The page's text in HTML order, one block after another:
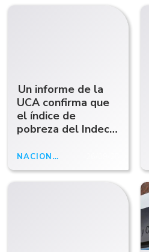
Un informe de la
UCA confirma que
el índice de
pobreza del Indec
NACIONALES